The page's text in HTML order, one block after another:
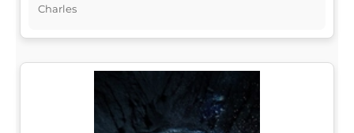
Charles